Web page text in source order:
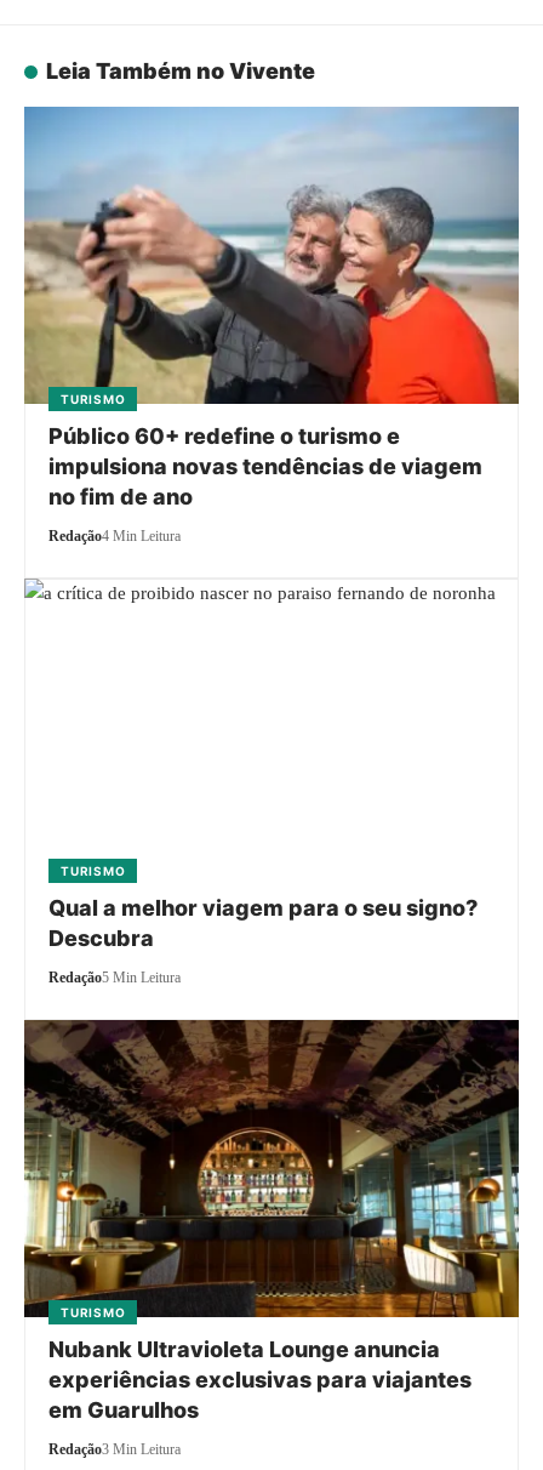
Leia Também no Vivente
TURISMO
Público 60+ redefine o turismo e
impulsiona novas tendências de viagem
no fim de ano
Redação4 Min Leitura
TURISMO
Qual a melhor viagem para o seu signo?
Descubra
Redação5 Min Leitura
TURISMO
Nubank Ultravioleta Lounge anuncia
experiências exclusivas para viajantes
em Guarulhos
Redação3 Min Leitura